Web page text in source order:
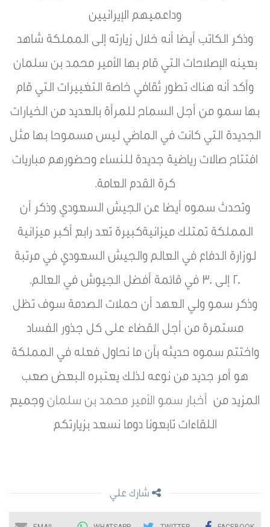
وداعميهم الإيرانيين
وذكر الكاتب أيضا أنه خلال زيارته إلى المملكة شاهد
بعينه الإصلاحات التي قام بها الأمير محمد بن سلمان
وأكد أنه هناك تطور ثقافي خاصة التغييرات التي قام
بها سمو من أجل السماح للمرأة بالعديد من الخيارات
الجديدة التي كانت في الماضي ليس مسموحا بها مثل
افتتاح صالات رياضية جديدة للنساء وحضورهم مباريات
كرة القدم العامة.
وتحدث سموه أيضا عن الجيش السعودي وذكر أن
المملكة تمتلك ميزانيةكبيرة تعد رابع أكبر ميزانية
لوزارة الدفاع في العالم والجيش السعودي في مرتبة
20 إلى 30 في قائمة أفضل الجيوش في العالم.
وذكر سمو ولي العهد أن حملات الصدمة سوف تظل
مستمرة من أجل القضاء على كل جذور الفساد
واختتم سموه حديثه بأن ما نحاول فعله في المملكة
هو أمر جديد من نوعه لذلك يعتبره البعض صعب
المزيد من أخبار سمو الأمير محمد بن سلمان وجميع
اللقاءات تابعونا دوما نسعد بزيارتكم
شارك علي